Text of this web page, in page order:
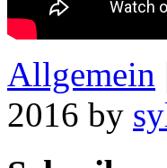
Allgemein
2016 by